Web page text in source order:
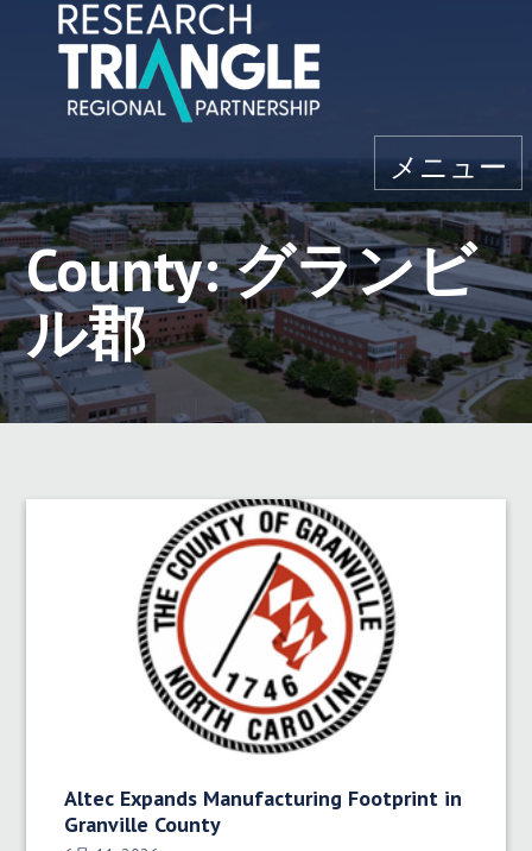
コンテンツにスキップ
メニュー
County: グランビ
ル郡
Altec Expands Manufacturing Footprint in
Granville County